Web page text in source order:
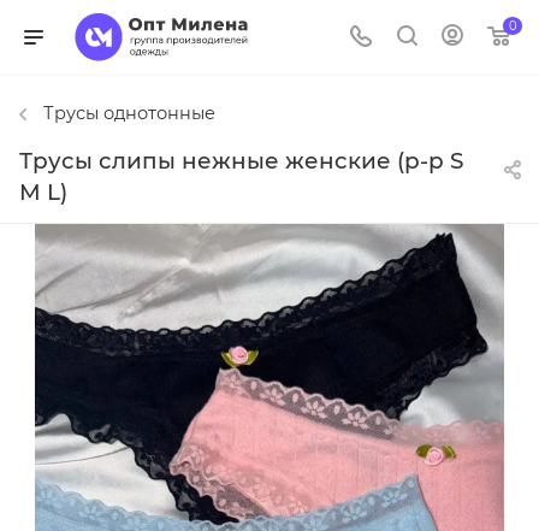
0
Трусы однотонные
Трусы слипы нежные женские (р-р S
M L)